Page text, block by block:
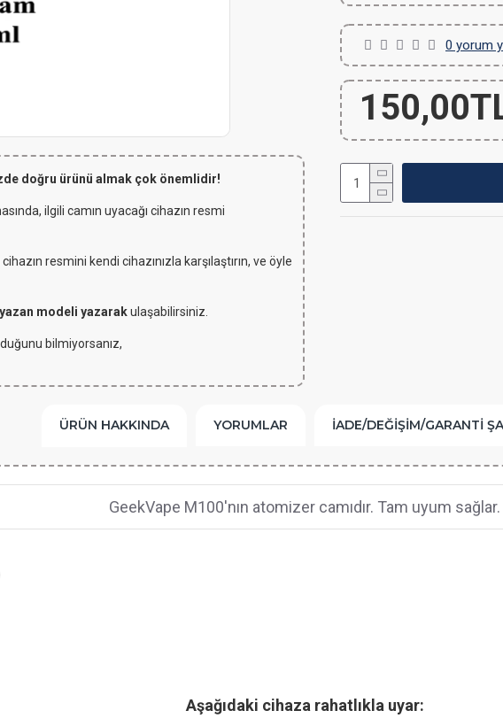
doğru ürünü almak çok önemlidir!
ilgili camın uyacağı cihazın resmi
resmini kendi cihazınızla karşılaştırın, ve öyle
modeli yazarakulaşabilirsiniz.
bilmiyorsanız,
0 yorum
ÜRÜN HAKKINDA YORUMLAR İADE/DEĞIŞIM/GARANTI
GeekVape M100'nın atomizer camıdır. Tam uyum sağlar.
Aşağıdaki cihaza rahatlıkla uyar: